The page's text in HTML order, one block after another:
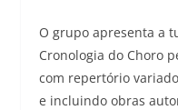
O grupo apresenta a
Cronologia do Choro
com repertório
e incluindo obras